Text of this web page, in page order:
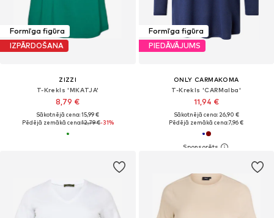
Formīga figūra
IZPĀRDOŠANA
ZIZZI
T-Krekls 'MKATJA'
8,79 €
Sākotnējā cena: 15,99 €
Pēdējā zemākā cena:12,79 €-31%
Formīga figūra
PIEDĀVĀJUMS
ONLY CARMAKOMA
T-Krekls 'CARMalba'
11,94 €
Sākotnējā cena: 26,90 €
Pēdējā zemākā cena:7,96 €